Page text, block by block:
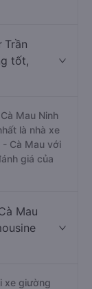
Trần
tốt,
Mau Ninh
là nhà xe
- Cà Mau với
giá của
Mau
xe giường